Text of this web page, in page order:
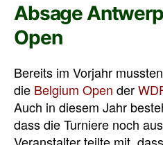
Absage
Open
Bereits im Vorjahr
die Belgium Open der
Auch in diesem Jahr
dass die Turniere noch